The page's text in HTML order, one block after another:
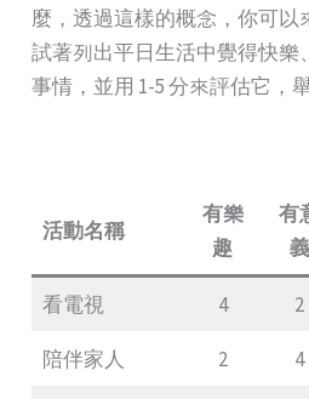
麼，透過這樣的概念，你可以
試著列出平日生活中覺得快樂
事情，並用 1-5 分來評估它，
活動名稱
有樂
趣
有
義
看電視 4 2
陪伴家人 2 4